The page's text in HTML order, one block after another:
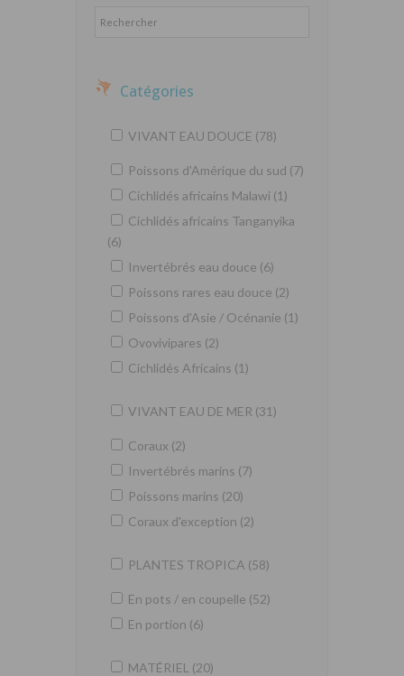
Catégories
VIVANT EAU DOUCE (78)
Poissons d'Amérique du sud (7)
Cichlidés africains Malawi (1)
Cichlidés africains Tanganyika
(6)
Invertébrés eau douce (6)
Poissons rares eau douce (2)
Poissons d'Asie / Océnanie (1)
Ovovivipares (2)
Cichlidés Africains (1)
VIVANT EAU DE MER (31)
Coraux (2)
Invertébrés marins (7)
Poissons marins (20)
Coraux d'exception (2)
PLANTES TROPICA (58)
En pots / en coupelle (52)
En portion (6)
MATÉRIEL (20)